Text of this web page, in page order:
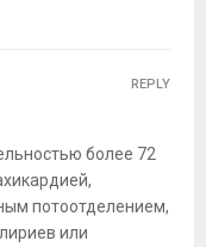
более 72
потоотделением,
или
REPLY